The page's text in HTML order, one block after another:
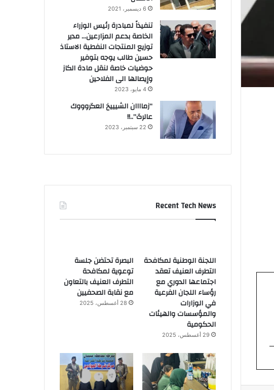
6 ديسمبر، 2021
تنفيذاً لمبادرة رئيس الوزراء
الخاصة بدعم المزارعين… مدير
توزيع المنتجات النفطية الاستاذ
حسين طالب يوجه بتوفير
حوضيات خاصة لنقل مادة الكاز
وإيصالها الى الفلاحين
4 مايو، 2023
“زماااان الشيييخ العگروووك
عالرگ”..!!
22 سبتمبر، 2023
Recent Tech News
اللجنة الوطنية لمكافحة
التطرف العنيف تعقد
اجتماعها الدوري مع
رؤساء اللجان الفرعية
في الوزارات
والمؤسسات والهيئات
الحكومية
29 أغسطس، 2025
البصرة تحتضن جلسة
توعوية لمكافحة
التطرف العنيف بالتعاون
مع نقابة الصحفيين
28 أغسطس، 2025